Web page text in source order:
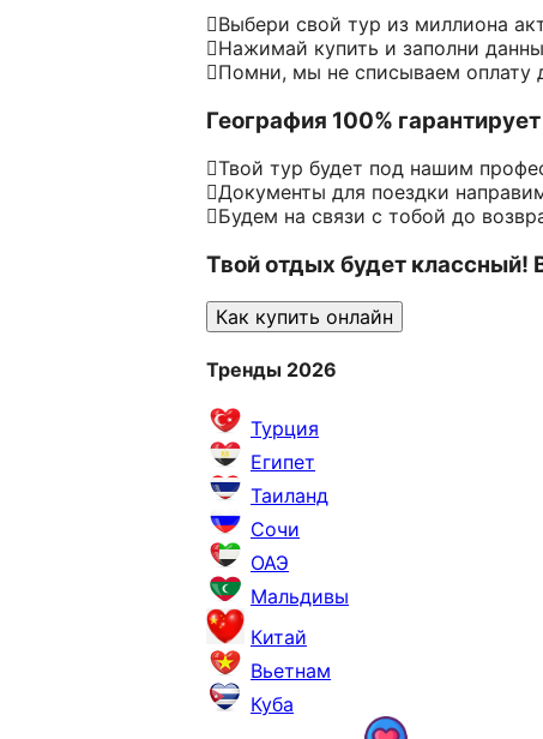
Выбери свой тур из миллиона
Нажимай купить и заполни
Помни, мы не списываем оплату
География 100% гарантирует
Твой тур будет под нашим
Документы для поездки
Будем на связи с тобой до
Твой отдых будет классный!
Как купить онлайн
Тренды 2026
Турция
Египет
Таиланд
Сочи
ОАЭ
Мальдивы
Китай
Вьетнам
Куба